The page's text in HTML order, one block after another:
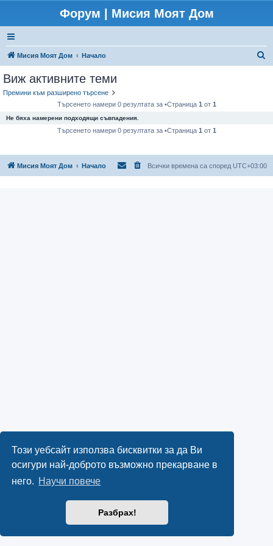
Този уебсайт използва бисквитки за да Ви
осигури най-доброто възможно прекарване в
него. Научи повече
Разбрах!
Форум | Мисия Моят Дом
Мисия Моят Дом Начало
Виж активните теми
Премини към разширено търсене
Търсенето намери 0 резултата за •Страница 1 от 1
Не бяха намерени подходящи съвпадения.
Търсенето намери 0 резултата за •Страница 1 от 1
Мисия Моят Дом Начало Всички времена са според UTC+03:00